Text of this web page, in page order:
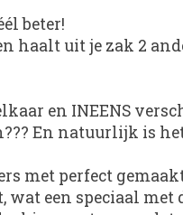
beter!
haalt uit je zak 2
en INEENS
En natuurlijk is
met perfect
wat een speciaal